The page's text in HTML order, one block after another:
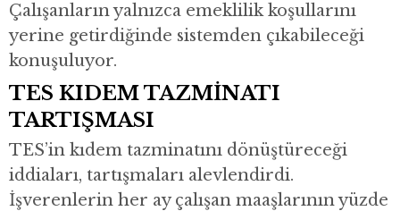
Çalışanların yalnızca emeklilik koşullarını
yerine getirdiğinde sistemden çıkabileceği
konuşuluyor.
TES KIDEM TAZMİNATI
TARTIŞMASI
TES’in kıdem tazminatını dönüştüreceği
iddiaları, tartışmaları alevlendirdi.
İşverenlerin her ay çalışan maaşlarının yüzde